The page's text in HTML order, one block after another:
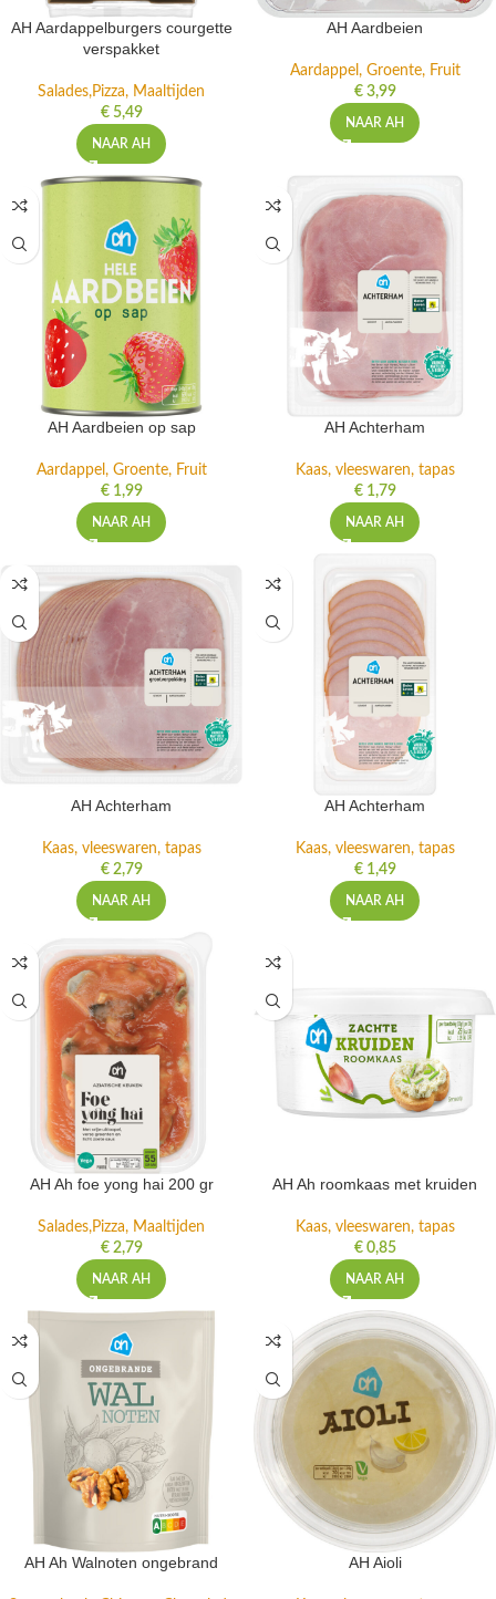
AH Aardappelburgers courgette
verspakket
Salades,Pizza, Maaltijden
€5,49
NAAR AH
AH Aardbeien
Aardappel, Groente, Fruit
€3,99
NAAR AH
AH Aardbeien op sap
Aardappel, Groente, Fruit
€1,99
NAAR AH
AH Achterham
Kaas, vleeswaren, tapas
€1,79
NAAR AH
AH Achterham
Kaas, vleeswaren, tapas
€2,79
NAAR AH
AH Achterham
Kaas, vleeswaren, tapas
€1,49
NAAR AH
AH Ah foe yong hai 200 gr
Salades,Pizza, Maaltijden
€2,79
NAAR AH
AH Ah roomkaas met kruiden
Kaas, vleeswaren, tapas
€0,85
NAAR AH
AH Ah Walnoten ongebrand AH Aioli